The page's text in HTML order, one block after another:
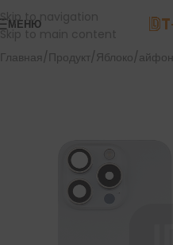
Skip to navigation
Skip to main content
МЕНЮ
Главная/Продукт/Яблоко/айфон